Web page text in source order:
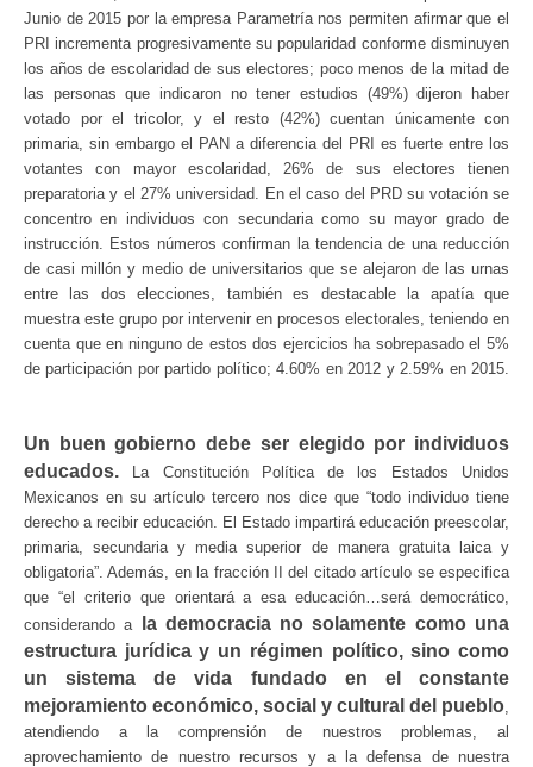
Junio de 2015 por la empresa Parametría nos permiten afirmar que el
PRI incrementa progresivamente su popularidad conforme disminuyen
los años de escolaridad de sus electores; poco menos de la mitad de
las personas que indicaron no tener estudios (49%) dijeron haber
votado por el tricolor, y el resto (42%) cuentan únicamente con
primaria, sin embargo el PAN a diferencia del PRI es fuerte entre los
votantes con mayor escolaridad, 26% de sus electores tienen
preparatoria y el 27% universidad. En el caso del PRD su votación se
concentro en individuos con secundaria como su mayor grado de
instrucción. Estos números confirman la tendencia de una reducción
de casi millón y medio de universitarios que se alejaron de las urnas
entre las dos elecciones, también es destacable la apatía que
muestra este grupo por intervenir en procesos electorales, teniendo en
cuenta que en ninguno de estos dos ejercicios ha sobrepasado el 5%
de participación por partido político; 4.60% en 2012 y 2.59% en 2015.
Un buen gobierno debe ser elegido por individuos
educados.
La Constitución Política de los Estados Unidos
Mexicanos en su artículo tercero nos dice que “todo individuo tiene
derecho a recibir educación. El Estado impartirá educación preescolar,
primaria, secundaria y media superior de manera gratuita laica y
obligatoria”. Además, en la fracción II del citado artículo se especifica
que “el criterio que orientará a esa educación…será democrático,
considerando a la democracia no solamente como una
estructura jurídica y un régimen político, sino como
un sistema de vida fundado en el constante
mejoramiento económico, social y cultural del pueblo
atendiendo a la comprensión de nuestros problemas, al
aprovechamiento de nuestro recursos y a la defensa de nuestra